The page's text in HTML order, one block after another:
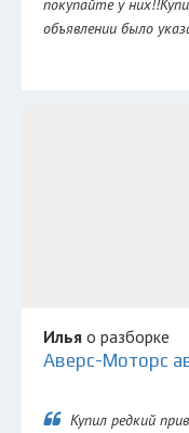
покупайте у
объявлении было
Илья о разборке
Аверс-Моторс
Купил редкий